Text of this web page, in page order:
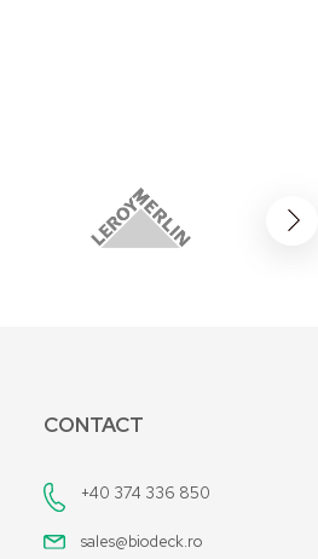
CONTACT
+40 374 336 850
sales@biodeck.ro